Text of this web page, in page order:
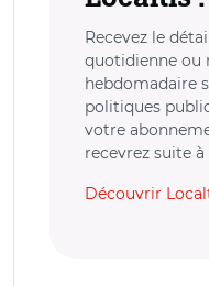
Recevez le
quotidienne ou
hebdomadaire
politiques
votre
recevrez suite
Découvrir